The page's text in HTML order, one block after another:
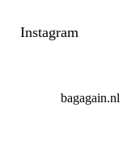
Instagram
bagagain.nl